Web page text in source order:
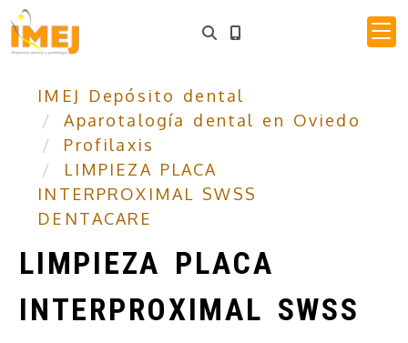
IMEJ Depósito dental
Aparotalogía dental en Oviedo
Profilaxis
LIMPIEZA PLACA
INTERPROXIMAL SWSS
DENTACARE
LIMPIEZA PLACA
INTERPROXIMAL SWSS